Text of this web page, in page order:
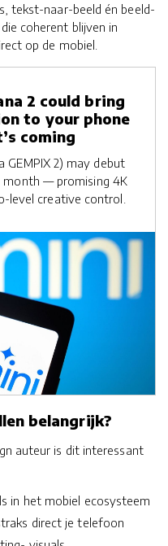
tekst-naar-beeld én beeld-
coherent blijven in
op de mobiel.
2 could bring
to your phone
coming
GEMPIX 2) may debut
month — promising 4K
level creative control.
belangrijk?
auteur is dit interessant
in het mobiel ecosysteem
direct je telefoon